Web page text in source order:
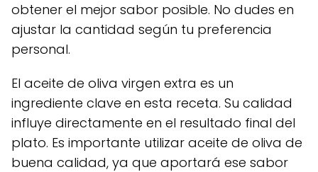
obtener el mejor sabor posible. No dudes en
ajustar la cantidad según tu preferencia
personal.
El aceite de oliva virgen extra es un
ingrediente clave en esta receta. Su calidad
influye directamente en el resultado final del
plato. Es importante utilizar aceite de oliva de
buena calidad, ya que aportará ese sabor